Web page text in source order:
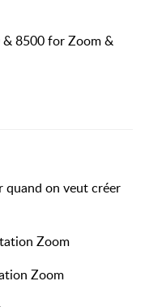
8500 for Zoom &
quand on veut créer
Zoom
Zoom